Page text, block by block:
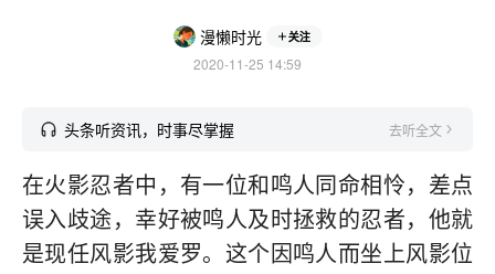
漫懒时光 关注
2020-11-25 14:59
头条听资讯，时事尽掌握 去听全文
在火影忍者中，有一位和鸣人同命相怜，差点
误入歧途，幸好被鸣人及时拯救的忍者，他就
是现任风影我爱罗。这个因鸣人而坐上风影位